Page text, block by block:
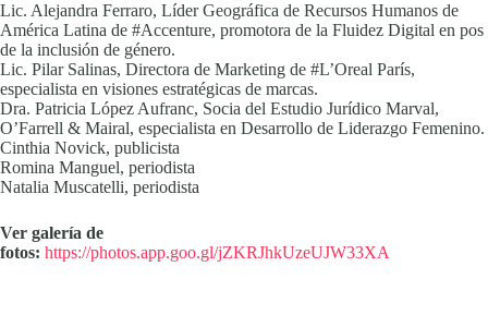
Lic. Alejandra Ferraro, Líder Geográfica de Recursos Humanos de
América Latina de #Accenture, promotora de la Fluidez Digital en pos
de la inclusión de género.
Lic. Pilar Salinas, Directora de Marketing de #L’Oreal París,
especialista en visiones estratégicas de marcas.
Dra. Patricia López Aufranc, Socia del Estudio Jurídico Marval,
O’Farrell & Mairal, especialista en Desarrollo de Liderazgo Femenino.
Cinthia Novick, publicista
Romina Manguel, periodista
Natalia Muscatelli, periodista
Ver galería de
fotos: https://photos.app.goo.gl/jZKRJhkUzeUJW33XA